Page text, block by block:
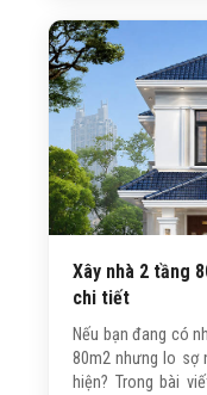
hạng mục để công
lâu dài.
Xây nhà 2 tầng
chi tiết
Nếu bạn đang có
80m2 nhưng lo sợ
hiện? Trong bài